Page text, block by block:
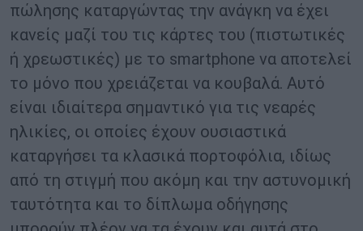
πώλησης καταργώντας την ανάγκη να έχει
κανείς μαζί του τις κάρτες του (πιστωτικές
ή χρεωστικές) με το smartphone να αποτελεί
το μόνο που χρειάζεται να κουβαλά. Αυτό
είναι ιδιαίτερα σημαντικό για τις νεαρές
ηλικίες, οι οποίες έχουν ουσιαστικά
καταργήσει τα κλασικά πορτοφόλια, ιδίως
από τη στιγμή που ακόμη και την αστυνομική
ταυτότητα και το δίπλωμα οδήγησης